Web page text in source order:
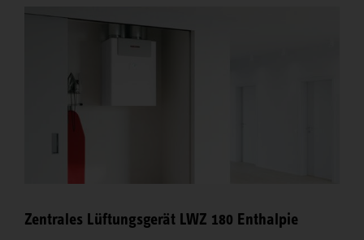
Zentrales Lüftungsgerät LWZ 180 Enthalpie